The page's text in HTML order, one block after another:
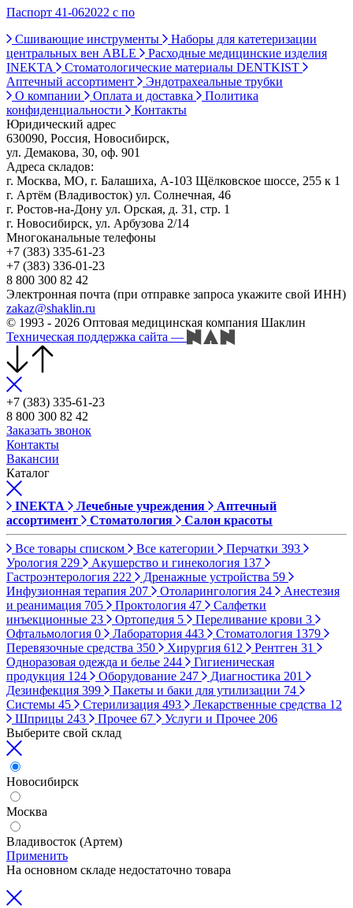
Паспорт 41-062022 с по
Сшивающие инструменты
Наборы для катетеризации
центральных вен ABLE
Расходные медицинские изделия
INEKTA
Стоматологические материалы DENTKIST
Аптечный ассортимент
Эндотрахеальные трубки
О компании
Оплата и доставка
Политика
конфиденциальности
Контакты
Юридический адрес
630090, Россия, Новосибирск,
ул. Демакова, 30, оф. 901
Адреса складов:
г. Москва, МО, г. Балашиха, А-103 Щёлковское шоссе, 255 к 1
г. Артём (Владивосток) ул. Солнечная, 46
г. Ростов-на-Дону ул. Орская, д. 31, стр. 1
г. Новосибирск, ул. Арбузова 2/14
Многоканальные телефоны
+7 (383) 335-61-23
+7 (383) 336-01-23
8 800 300 82 42
Электронная почта (при отправке запроса укажите свой ИНН)
zakaz@shaklin.ru
© 1993 - 2026 Оптовая медицинская компания Шаклин
Техническая поддержка сайта —
+7 (383) 335-61-23
8 800 300 82 42
Заказать звонок
Контакты
Вакансии
Каталог
INEKTA Лечебные учреждения
Аптечный
ассортимент
Стоматология Салон красоты
Все товары списком Все категории Перчатки 393
Урология 229 Акушерство и гинекология 137
Гастроэнтерология 222 Дренажные устройства 59
Инфузионная терапия 207 Отоларингология 24
Анестезия
и реанимация 705 Проктология 47
Салфетки
инъекционные 23 Ортопедия 5 Переливание крови 3
Офтальмология 0 Лаборатория 443 Стоматология 1379
Перевязочные средства 350 Хирургия 612 Рентген 31
Одноразовая одежда и белье 244
Гигиеническая
продукция 124 Оборудование 247 Диагностика 201
Дезинфекция 399 Пакеты и баки для утилизации 74
Системы 45 Стерилизация 493 Лекарственные средства 12
Шприцы 243 Прочее 67 Услуги и Прочее 206
Выберите свой склад
Новосибирск
Москва
Владивосток (Артем)
Применить
На основном складе недостаточно товара